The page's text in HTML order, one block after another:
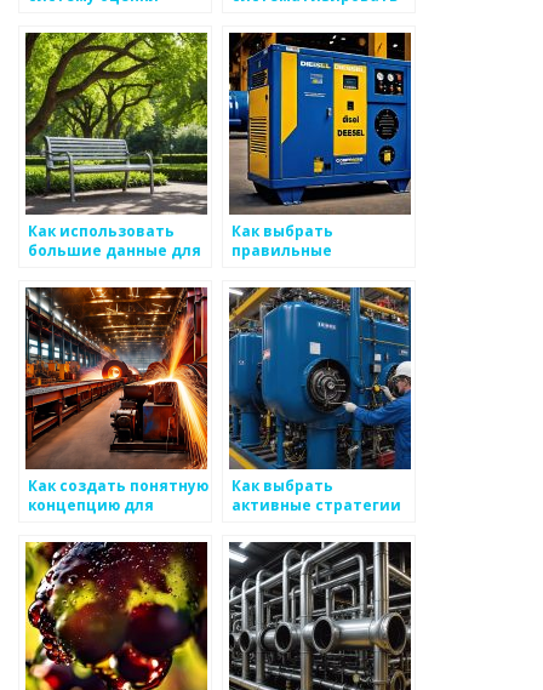
на основе
использования
металоизделий
данные для
металоизделий
Как использовать
большие данные для
производственного
процесса
металоизделий
Как выбрать
правильные
анализа рынка
металоизделий
Как создать понятную
концепцию для
сторон на рынке
металоизделий
Как выбрать
активные стратегии
продукции на рынке
металоизделий